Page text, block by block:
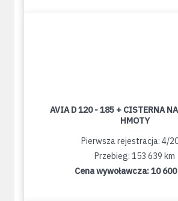
AVIA D 120 - 185 + CISTERNA
HMOTY
Pierwsza rejestracja: 4/
Przebieg: 153 639 km
Cena wywoławcza:10 600